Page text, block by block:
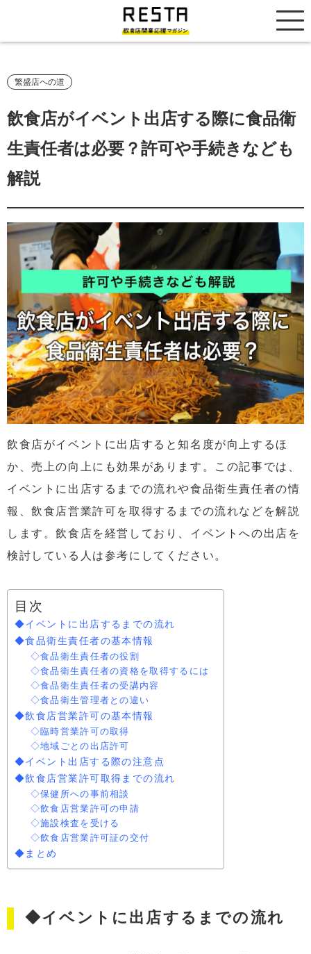
居抜き売却市場
繁盛店への道
飲食店がイベント出店する際に食品衛
生責任者は必要？許可や手続きなども
解説
飲食店がイベントに出店すると知名度が向上するほ
か、売上の向上にも効果があります。この記事では、
イベントに出店するまでの流れや食品衛生責任者の情
報、飲食店営業許可を取得するまでの流れなどを解説
します。飲食店を経営しており、イベントへの出店を
検討している人は参考にしてください。
目次
◆イベントに出店するまでの流れ
◆食品衛生責任者の基本情報
◇食品衛生責任者の役割
◇食品衛生責任者の資格を取得するには
◇食品衛生責任者の受講内容
◇食品衛生管理者との違い
◆飲食店営業許可の基本情報
◇臨時営業許可の取得
◇地域ごとの出店許可
◆イベント出店する際の注意点
◆飲食店営業許可取得までの流れ
◇保健所への事前相談
◇飲食店営業許可の申請
◇施設検査を受ける
◇飲食店営業許可証の交付
◆まとめ
◆イベントに出店するまでの流れ